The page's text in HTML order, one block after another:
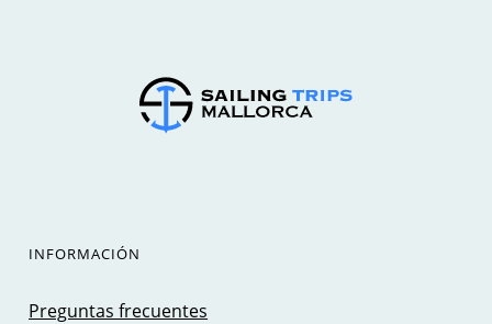
INFORMACIÓN
Preguntas frecuentes